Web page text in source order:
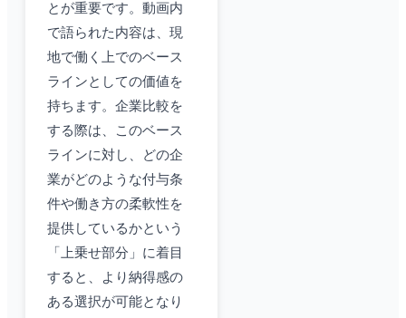
とが重要です。動画内
で語られた内容は、現
地で働く上でのベース
ラインとしての価値を
持ちます。企業比較を
する際は、このベース
ラインに対し、どの企
業がどのような付与条
件や働き方の柔軟性を
提供しているかという
「上乗せ部分」に着目
すると、より納得感の
ある選択が可能となり